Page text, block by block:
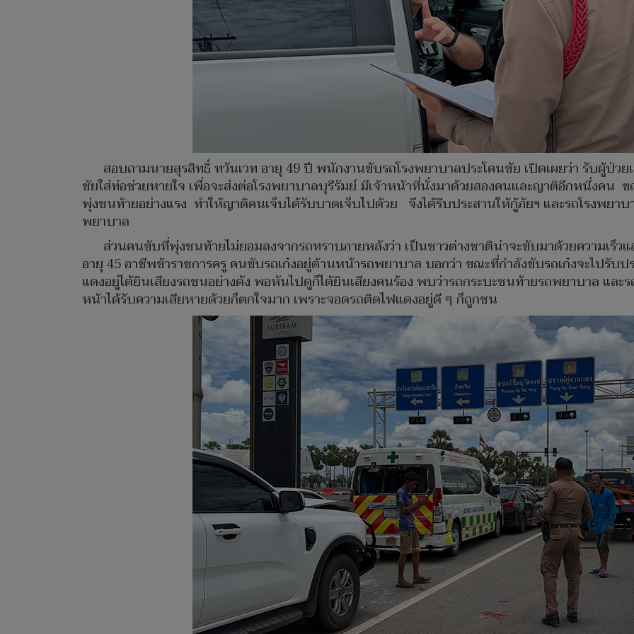
สอบถามนายสุรสิทธิ์ ทวันเวท อายุ 49 ปี พนักงานขับรถโรงพยาบาลประโคนชัย เปิดเผยว่า รับผู้ป่ว
ชัยใส่ท่อช่วยหายใจ เพื่อจะส่งต่อโรงพยาบาลบุรีรัมย์ มีเจ้าหน้าที่นั่งมาด้วยสองคนและญาติอีกหนึ่งค
พุ่งชนท้ายอย่างแรง ทำให้ญาติคนเจ็บได้รับบาดเจ็บไปด้วย จึงได้รีบประสานให้กู้ภัยฯ และรถโรงพยาบ
พยาบาล
ส่วนคนขับที่พุ่งชนท้ายไม่ยอมลงจากรถทราบภายหลังว่า เป็นชาวต่างชาติน่าจะขับมาด้วยความเร็ว
อายุ 45 อาชีพข้าราชการครู คนขับรถเก๋งอยู่ด้านหน้ารถพยาบาล บอกว่า ขณะที่กำลังขับรถเก๋งจะไปรับ
แดงอยู่ได้ยินเสียงรถชนอย่างดัง พอหันไปดูก็ได้ยินเสียงคนร้อง พบว่ารถกระบะชนท้ายรถพยาบาล และ
หน้าได้รับความเสียหายด้วยก็ตกใจมาก เพราะจอดรถติดไฟแดงอยู่ดี ๆ ก็ถูกชน